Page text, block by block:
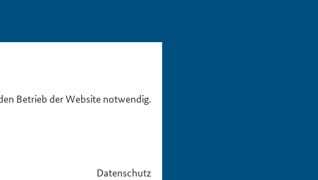
Betrieb der Website notwendig.
Datenschutz